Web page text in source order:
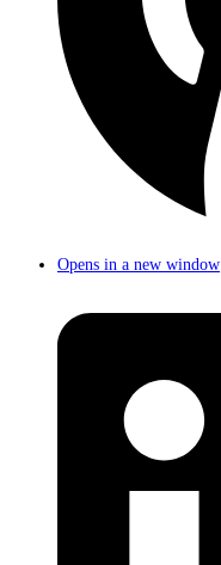
Opens in a new window